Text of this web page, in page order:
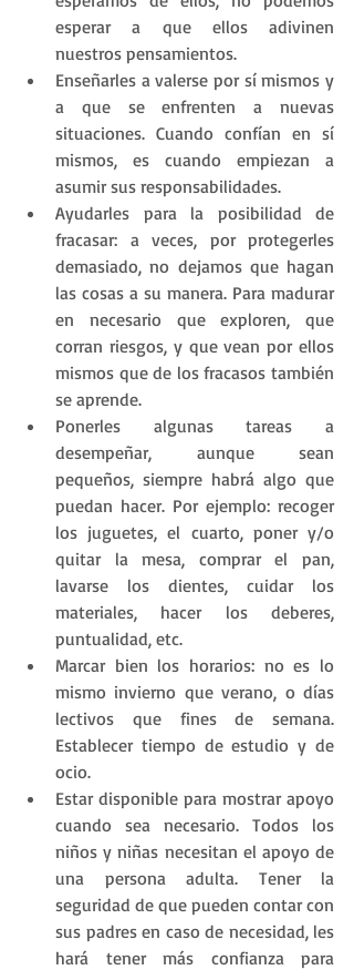
esperar a que ellos adivinen
nuestros pensamientos.
Enseñarles a valerse por sí mismos y
a que se enfrenten a nuevas
situaciones. Cuando confían en sí
mismos, es cuando empiezan a
asumir sus responsabilidades.
Ayudarles para la posibilidad de
fracasar: a veces, por protegerles
demasiado, no dejamos que hagan
las cosas a su manera. Para madurar
en necesario que exploren, que
corran riesgos, y que vean por ellos
mismos que de los fracasos también
se aprende.
Ponerles algunas tareas a
desempeñar, aunque sean
pequeños, siempre habrá algo que
puedan hacer. Por ejemplo: recoger
los juguetes, el cuarto, poner y/o
quitar la mesa, comprar el pan,
lavarse los dientes, cuidar los
materiales, hacer los deberes,
puntualidad, etc.
Marcar bien los horarios: no es lo
mismo invierno que verano, o días
lectivos que fines de semana.
Establecer tiempo de estudio y de
ocio.
Estar disponible para mostrar apoyo
cuando sea necesario. Todos los
niños y niñas necesitan el apoyo de
una persona adulta. Tener la
seguridad de que pueden contar con
sus padres en caso de necesidad, les
hará tener más confianza para